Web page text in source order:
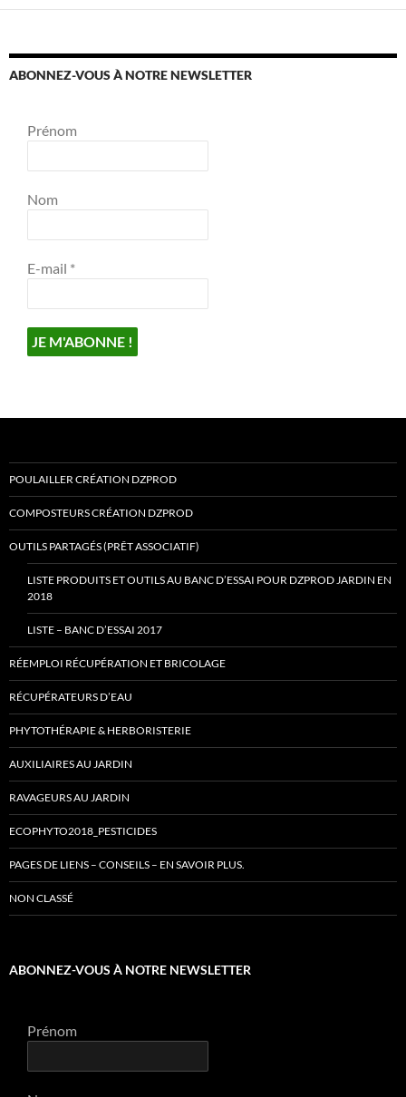
ABONNEZ-VOUS À NOTRE NEWSLETTER
Prénom
Nom
E-mail *
POULAILLER CRÉATION DZPROD
COMPOSTEURS CRÉATION DZPROD
OUTILS PARTAGÉS (PRÊT ASSOCIATIF)
LISTE PRODUITS ET OUTILS AU BANC D’ESSAI POUR DZPROD JARDIN EN
2018
LISTE – BANC D’ESSAI 2017
RÉEMPLOI RÉCUPÉRATION ET BRICOLAGE
RÉCUPÉRATEURS D’EAU
PHYTOTHÉRAPIE & HERBORISTERIE
AUXILIAIRES AU JARDIN
RAVAGEURS AU JARDIN
ECOPHYTO2018_PESTICIDES
PAGES DE LIENS – CONSEILS – EN SAVOIR PLUS.
NON CLASSÉ
ABONNEZ-VOUS À NOTRE NEWSLETTER
Prénom